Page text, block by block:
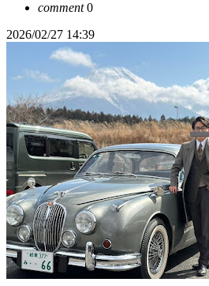
comment0
2026/02/27 14:39